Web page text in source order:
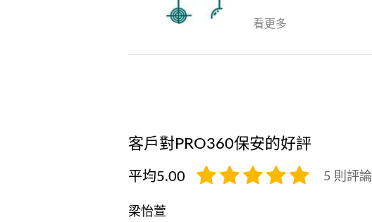
看更多
客戶對PRO360保安的好評
平均5.00 5 則評論
梁怡萱